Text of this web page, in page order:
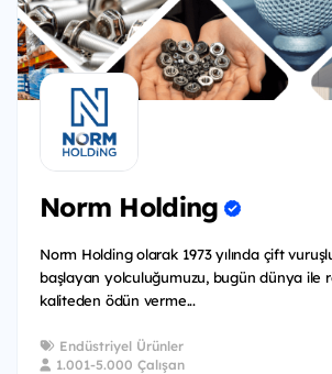
Norm Holding
Norm Holding olarak 1973 yılında çift
başlayan yolculuğumuzu, bugün dünya ile
kaliteden ödün verme...
Endüstriyel Ürünler
1.001-5.000 Çalışan